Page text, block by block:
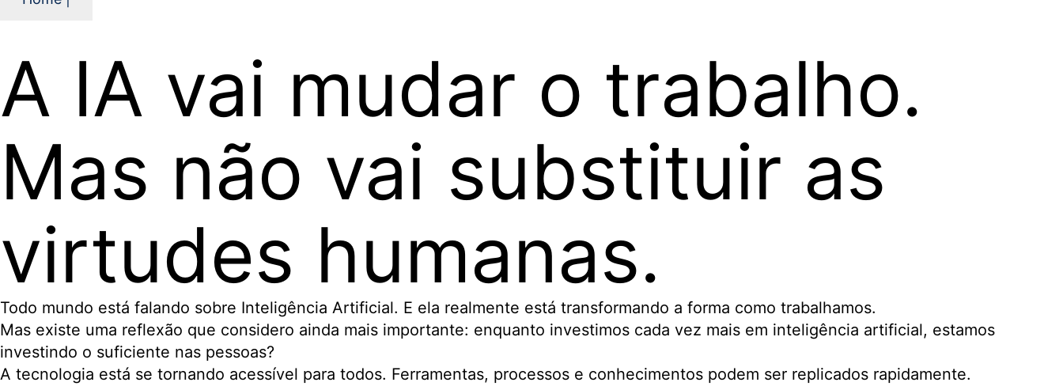
A IA vai mudar o trabalho.
Mas não vai substituir as
virtudes humanas.
Todo mundo está falando sobre Inteligência Artificial. E ela realmente está transformando a forma como trabalhamos.
Mas existe uma reflexão que considero ainda mais importante: enquanto investimos cada vez mais em inteligência artificial, estamos
investindo o suficiente nas pessoas?
A tecnologia está se tornando acessível para todos. Ferramentas, processos e conhecimentos podem ser replicados rapidamente.